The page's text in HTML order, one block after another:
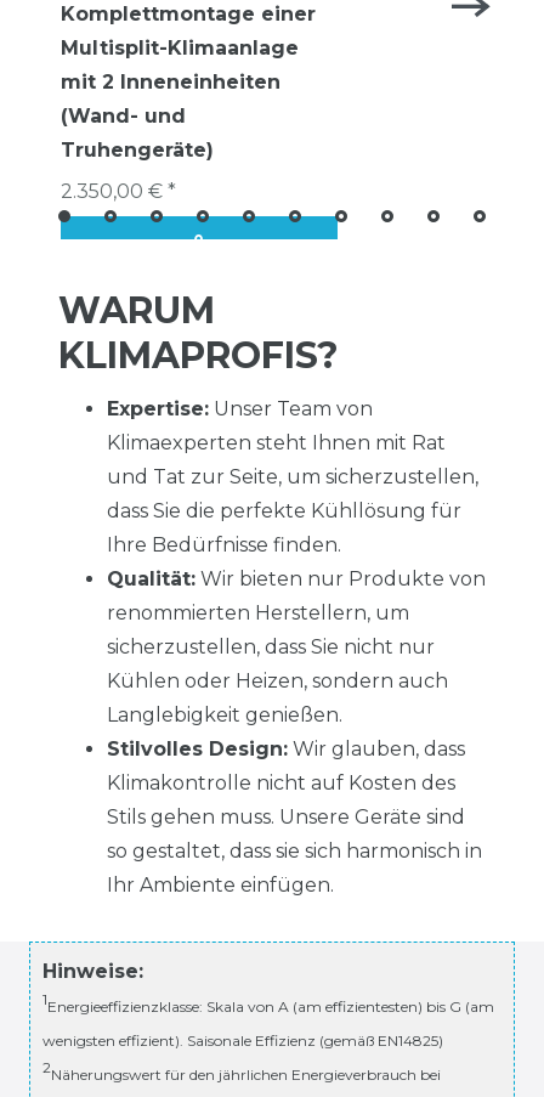
Komplettmontage einer
Multisplit-Klimaanlage
mit 2 Inneneinheiten
(Wand- und
Truhengeräte)
2.350,00 € *
WARUM
KLIMAPROFIS?
Expertise: Unser Team von
Klimaexperten steht Ihnen mit Rat
und Tat zur Seite, um sicherzustellen,
dass Sie die perfekte Kühllösung für
Ihre Bedürfnisse finden.
Qualität: Wir bieten nur Produkte von
renommierten Herstellern, um
sicherzustellen, dass Sie nicht nur
Kühlen oder Heizen, sondern auch
Langlebigkeit genießen.
Stilvolles Design: Wir glauben, dass
Klimakontrolle nicht auf Kosten des
Stils gehen muss. Unsere Geräte sind
so gestaltet, dass sie sich harmonisch in
Ihr Ambiente einfügen.
Hinweise:
1Energieeffizienzklasse: Skala von A (am effizientesten) bis G (am
wenigsten effizient). Saisonale Effizienz (gemäß EN14825)
2Näherungswert für den jährlichen Energieverbrauch bei